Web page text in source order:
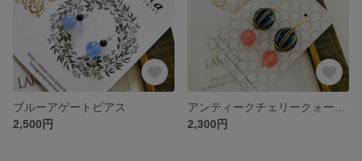
ブルーアゲートピアス
2,500円
2,300円